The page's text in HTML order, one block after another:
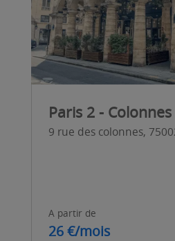
Paris 2 - Colonnes
9 rue des colonnes,
A partir de
26 €/mois